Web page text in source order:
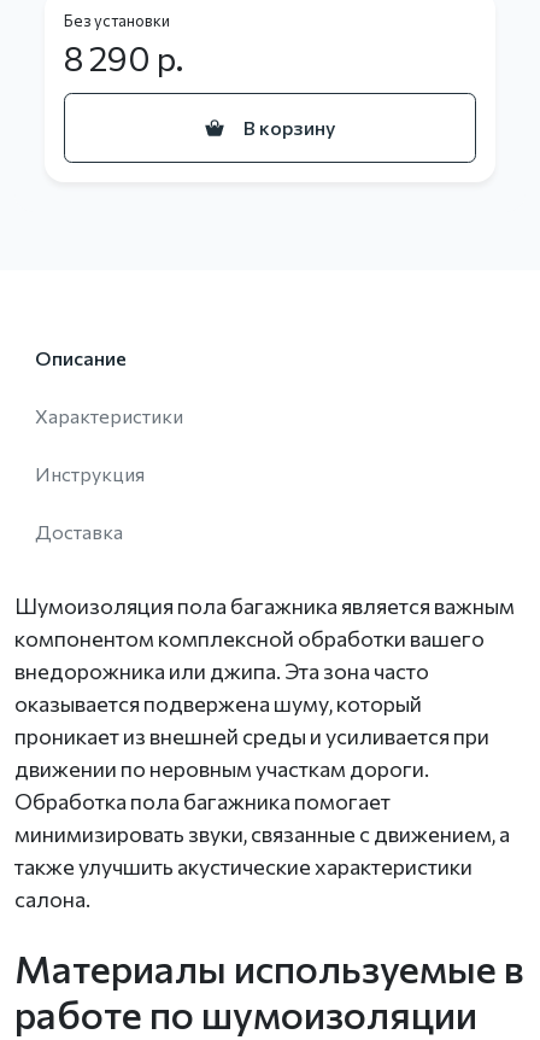
Без установки
8 290 р.
В корзину
Описание
Характеристики
Инструкция
Доставка
Шумоизоляция пола багажника является важным
компонентом комплексной обработки вашего
внедорожника или джипа. Эта зона часто
оказывается подвержена шуму, который
проникает из внешней среды и усиливается при
движении по неровным участкам дороги.
Обработка пола багажника помогает
минимизировать звуки, связанные с движением, а
также улучшить акустические характеристики
салона.
Материалы используемые в
работе по шумоизоляции